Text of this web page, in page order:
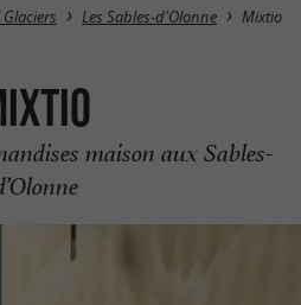
Les Sables-d'Olonne Mixtio
maison aux Sables-